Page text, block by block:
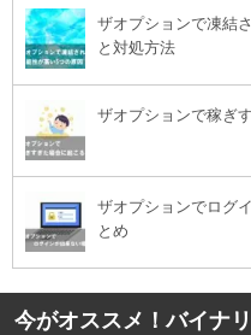
ザオプションで凍結
と対処方法
ザオプションで稼ぎ
ザオプションでログ
とめ
今がオススメ！バイナ